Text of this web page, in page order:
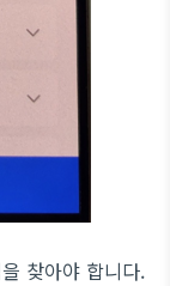
찾아야 합니다.